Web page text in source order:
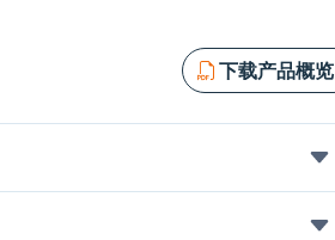
下载产品概览